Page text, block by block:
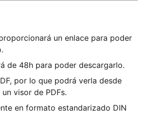
un enlace para poder
de 48h para poder descargarlo.
por lo que podrá verla desde
visor de PDFs.
en formato estandarizado DIN